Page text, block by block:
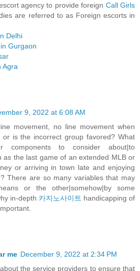
agency to provide foreign Call Girls
are referred to as Foreign escorts in
Delhi
Gurgaon
Agra
9, 2022 at 6:08 AM
movement, no line movement when
is the incorrect group favored? What
components to consider about|to
as the last game of an extended MLB or
or arriving in town late and enjoying
There are so many variables that may
or the other|somehow|by some
in-depth 카지노사이트 handicapping of
me December 9, 2022 at 2:34 PM
the service providers to ensure that